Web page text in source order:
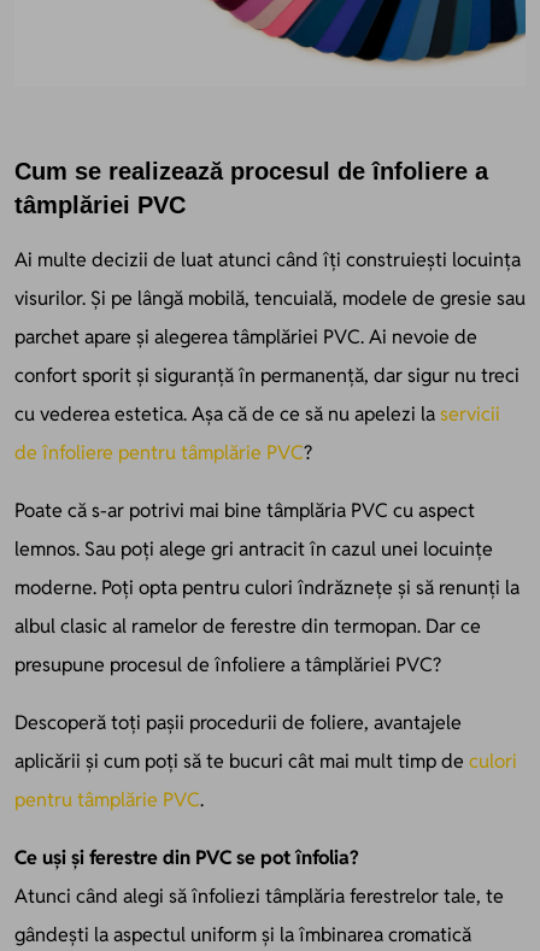
Cum se realizează procesul de înfoliere a
tâmplăriei PVC
Ai multe decizii de luat atunci când îți construiești locuința
visurilor. Și pe lângă mobilă, tencuială, modele de gresie sau
parchet apare și alegerea tâmplăriei PVC. Ai nevoie de
confort sporit și siguranță în permanență, dar sigur nu treci
cu vederea estetica. Așa că de ce să nu apelezi laservicii
de înfoliere pentru tâmplărie PVC?
Poate că s-ar potrivi mai bine tâmplăria PVC cu aspect
lemnos. Sau poți alege gri antracit în cazul unei locuințe
moderne. Poți opta pentru culori îndrăznețe și să renunți la
albul clasic al ramelor de ferestre din termopan. Dar ce
presupune procesul de înfoliere a tâmplăriei PVC?
Descoperă toți pașii procedurii de foliere, avantajele
aplicării și cum poți să te bucuri cât mai mult timp de culori
pentru tâmplărie PVC.
Ce uși și ferestre din PVC se pot înfolia?
Atunci când alegi să înfoliezi tâmplăria ferestrelor tale, te
gândești la aspectul uniform și la îmbinarea cromatică